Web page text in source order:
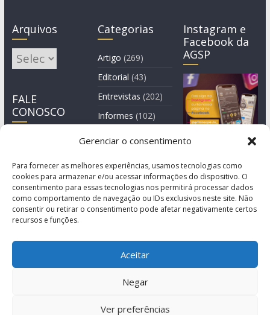
Gerenciar o consentimento
Para fornecer as melhores experiências, usamos tecnologias como
cookies para armazenar e/ou acessar informações do dispositivo. O
consentimento para essas tecnologias nos permitirá processar dados
como comportamento de navegação ou IDs exclusivos neste site. Não
consentir ou retirar o consentimento pode afetar negativamente certos
recursos e funções.
Aceitar
Negar
Ver preferências
Arquivos
Arquivos
FALE
CONOSCO
Categorias
Artigo (269)
Editorial (43)
Entrevistas (202)
Informes (102)
Instagram e
Facebook da
AGSP
© Copyright 2011-2026
Agência de Comunicação Grita São Paulo